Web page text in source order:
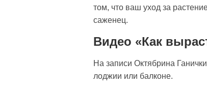
том, что ваш уход за
саженец.
Видео «Как
На записи Октябрина
лоджии или балконе.